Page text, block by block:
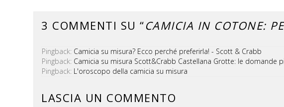
3 COMMENTI SU “CAMICIA IN COTONE:
Pingback: Camicia su misura? Ecco perché preferirla! - Scott & Crabb
Pingback: Camicia su misura Scott&Crabb Castellana Grotte: le domande
Pingback: L'oroscopo della camicia su misura
LASCIA UN COMMENTO